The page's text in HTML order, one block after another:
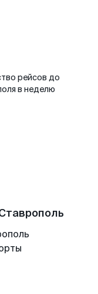
рейсов до
в неделю